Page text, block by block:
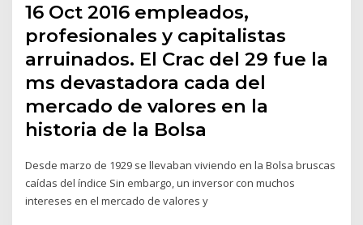
16 Oct 2016 empleados,
profesionales y capitalistas
arruinados. El Crac del 29 fue la
ms devastadora cada del
mercado de valores en la
historia de la Bolsa
Desde marzo de 1929 se llevaban viviendo en la Bolsa bruscas
caídas del índice Sin embargo, un inversor con muchos
intereses en el mercado de valores y